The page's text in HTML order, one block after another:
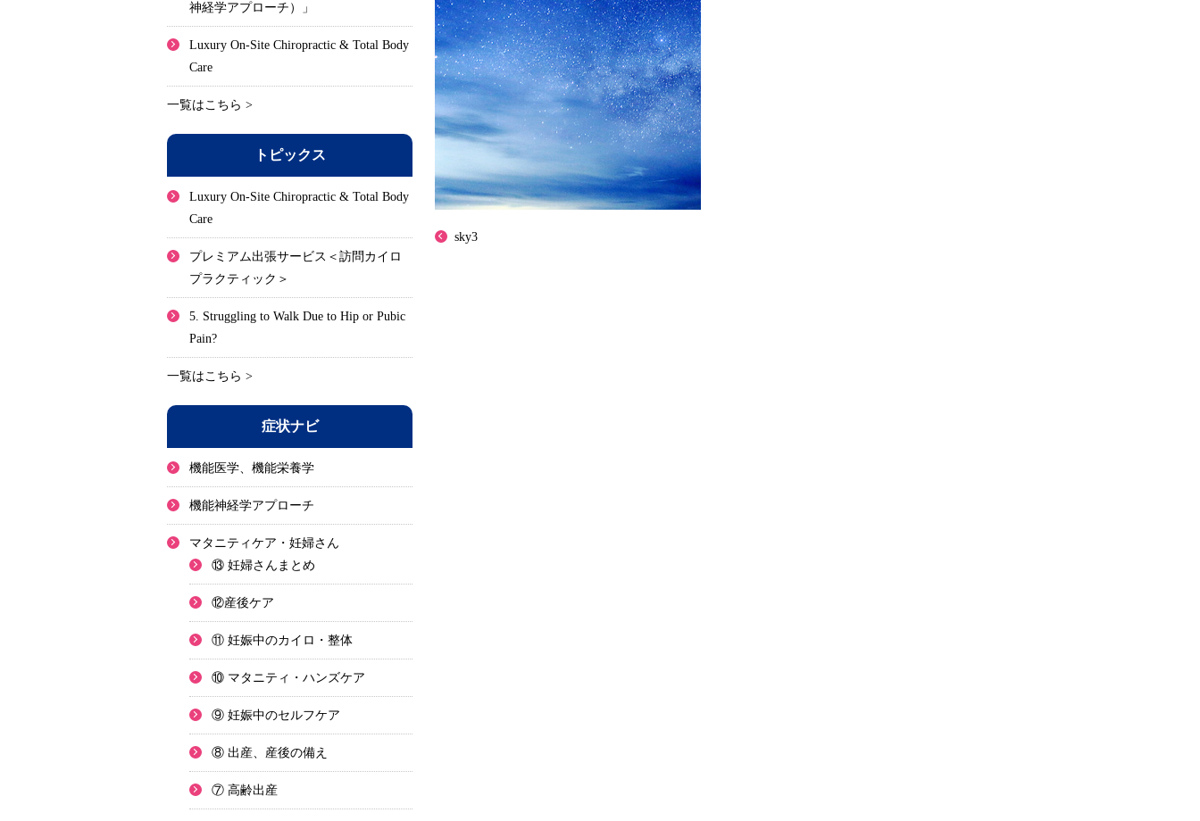
sky3
神経学アプローチ）」
Luxury On-Site Chiropractic & Total Body
Care
一覧はこちら >
トピックス
Luxury On-Site Chiropractic & Total Body
Care
プレミアム出張サービス＜訪問カイロ
プラクティック＞
5. Struggling to Walk Due to Hip or Pubic
Pain?
一覧はこちら >
症状ナビ
機能医学、機能栄養学
機能神経学アプローチ
マタニティケア・妊婦さん
⑬ 妊婦さんまとめ
⑫産後ケア
⑪ 妊娠中のカイロ・整体
⑩ マタニティ・ハンズケア
⑨ 妊娠中のセルフケア
⑧ 出産、産後の備え
⑦ 高齢出産